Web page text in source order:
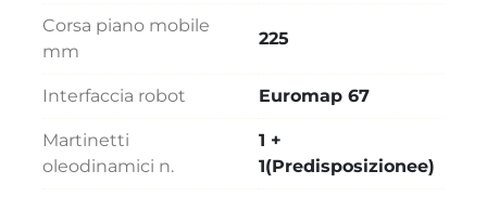
Corsa piano mobile
mm
225
Interfaccia robot Euromap 67
Martinetti
oleodinamici n.
1 +
1(Predisposizionee)